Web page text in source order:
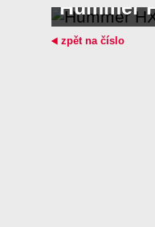
Hummer
zpět na číslo